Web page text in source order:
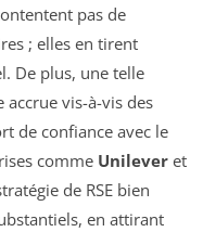
pas de
; elles en tirent
De plus, une telle
vis-à-vis des
de confiance avec le
comme Unilever et
de RSE bien
en attirant